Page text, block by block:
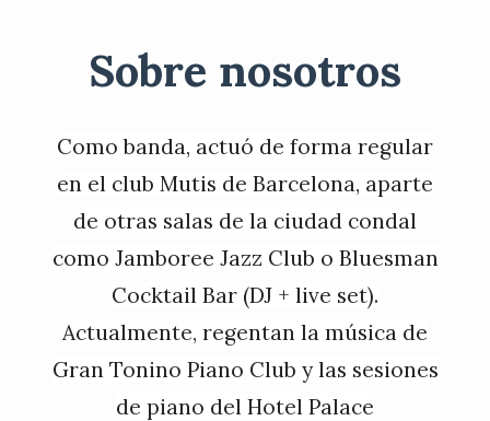
Sobre nosotros
Como banda, actuó de forma regular
en el club Mutis de Barcelona, aparte
de otras salas de la ciudad condal
como Jamboree Jazz Club o Bluesman
Cocktail Bar (DJ + live set).
Actualmente, regentan la música de
Gran Tonino Piano Club y las sesiones
de piano del Hotel Palace